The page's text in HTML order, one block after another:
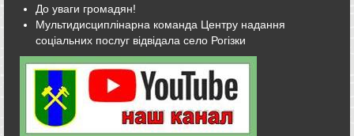
До уваги громадян!
Мультидисциплінарна команда Центру надання
соціальних послуг відвідала село Рогізки